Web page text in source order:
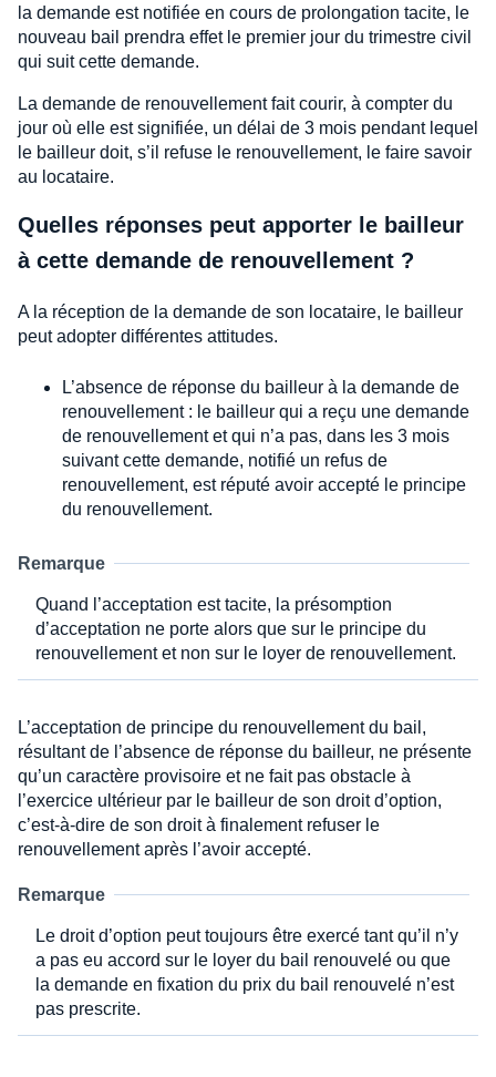
la demande est notifiée en cours de prolongation tacite, le
nouveau bail prendra effet le premier jour du trimestre civil
qui suit cette demande.
La demande de renouvellement fait courir, à compter du
jour où elle est signifiée, un délai de 3 mois pendant lequel
le bailleur doit, s’il refuse le renouvellement, le faire savoir
au locataire.
Quelles réponses peut apporter le bailleur
à cette demande de renouvellement ?
A la réception de la demande de son locataire, le bailleur
peut adopter différentes attitudes.
L’absence de réponse du bailleur à la demande de
renouvellement : le bailleur qui a reçu une demande
de renouvellement et qui n’a pas, dans les 3 mois
suivant cette demande, notifié un refus de
renouvellement, est réputé avoir accepté le principe
du renouvellement.
Remarque
Quand l’acceptation est tacite, la présomption
d’acceptation ne porte alors que sur le principe du
renouvellement et non sur le loyer de renouvellement.
L’acceptation de principe du renouvellement du bail,
résultant de l’absence de réponse du bailleur, ne présente
qu’un caractère provisoire et ne fait pas obstacle à
l’exercice ultérieur par le bailleur de son droit d’option,
c’est-à-dire de son droit à finalement refuser le
renouvellement après l’avoir accepté.
Remarque
Le droit d’option peut toujours être exercé tant qu’il n’y
a pas eu accord sur le loyer du bail renouvelé ou que
la demande en fixation du prix du bail renouvelé n’est
pas prescrite.